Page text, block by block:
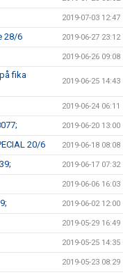
2019-07-03 12:47
28/6 2019-06-27 23:12
2019-06-26 09:08
fika
2019-06-25 14:43
2019-06-24 06:11
2019-06-20 13:00
20/6 2019-06-18 08:08
2019-06-17 07:32
2019-06-06 16:03
2019-06-02 12:00
2019-05-29 16:49
2019-05-25 14:35
2019-05-23 08:29